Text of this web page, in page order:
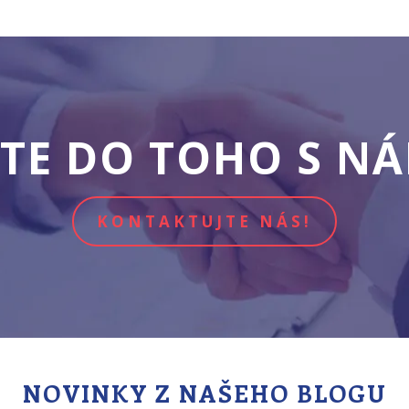
DO TOHO S
KONTAKTUJTE NÁS!
NOVINKY Z NAŠEHO BLOGU